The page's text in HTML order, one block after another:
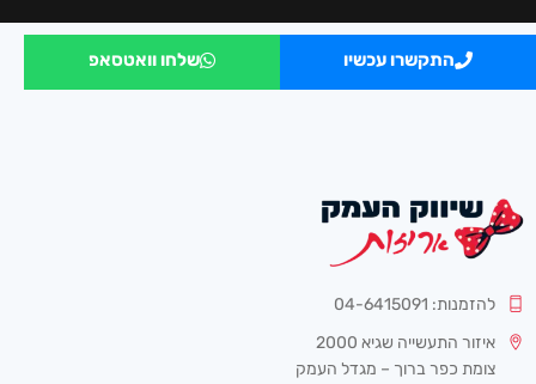
התקשרו עכשיו שלחו וואטסאפ
להזמנות: 04-6415091
איזור התעשייה שגיא 2000
צומת כפר ברוך – מגדל העמק